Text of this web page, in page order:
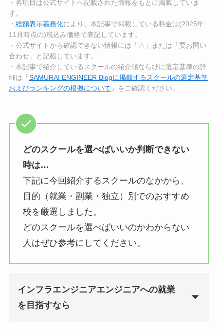
・各項目は公式サイトへ記載された情報をもとに掲載していま
す。
・ 総額表示義務化により、本記事で掲載している料金は(2025年
11月時点の)税込み価格で表記しています。
・公式サイトから確認できない情報には「△」または「要お問い
合わせ」と記載しています。
・本記事で紹介しているスクールの紹介順ならびに選定基準の詳
細は「 SAMURAI ENGINEER Blogに掲載するスクールの選定基準
およびランキングの根拠について 」をご確認ください。
どのスクールを選べばいいか判断できない
時は…
下記に今回紹介するスクールのなかから、
目的（就業・副業・独立）別でのおすすめ
校を厳選しました。
どのスクールを選べばいいのかわからない
人はぜひ参考にしてください。
インフラエンジニアエンジニアへの就業
を目指すなら